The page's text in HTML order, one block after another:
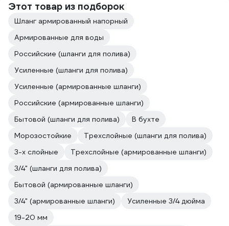
Этот товар из подборок
Шланг армированный напорный
Армированные для воды
Российские (шланги для полива)
Усиленные (шланги для полива)
Усиленные (армированные шланги)
Российские (армированные шланги)
Бытовой (шланги для полива)
В бухте
Морозостойкие
Трехслойные (шланги для полива)
3-х слойные
Трехслойные (армированные шланги)
3/4" (шланги для полива)
Бытовой (армированные шланги)
3/4" (армированные шланги)
Усиленные 3/4 дюйма
19-20 мм